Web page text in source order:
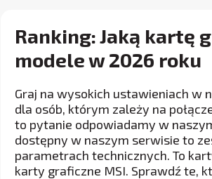
Ranking: Jaką kartę
modele w 2026 roku
Graj na wysokich ustawieniach w
dla osób, którym zależy na
to pytanie odpowiadamy w
dostępny w naszym serwisie to
parametrach technicznych. To
karty graficzne MSI. Sprawdź te,